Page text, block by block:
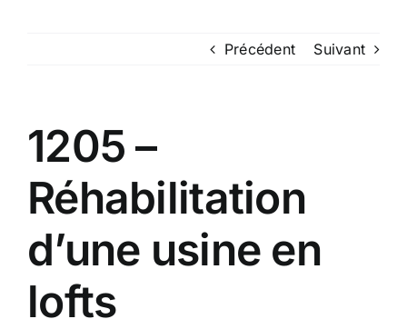
Précédent Suivant
1205 –
Réhabilitation
d’une usine en
lofts